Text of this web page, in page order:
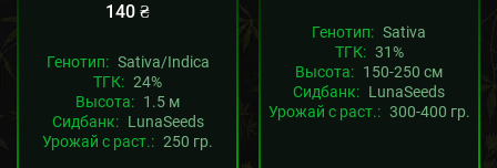
140₴
Генотип: Sativa/Indica
ТГК: 24%
Высота: 1.5 м
Сидбанк: LunaSeeds
Урожай с раст.: 250 гр.
Генотип: Sativa
ТГК: 31%
Высота: 150-250 см
Сидбанк: LunaSeeds
Урожай с раст.: 300-400 гр.